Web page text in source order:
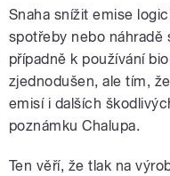
Snaha snížit emise
spotřeby nebo náhradě
případně k používání
zjednodušen, ale tím,
emisí i dalších
poznámku Chalupa.
Ten věří, že tlak na